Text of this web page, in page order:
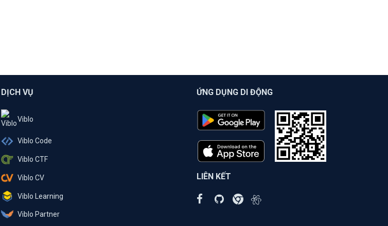
DỊCH VỤ
Viblo
Viblo Code
Viblo CTF
Viblo CV
Viblo Learning
Viblo Partner
ỨNG DỤNG DI ĐỘNG
LIÊN KẾT